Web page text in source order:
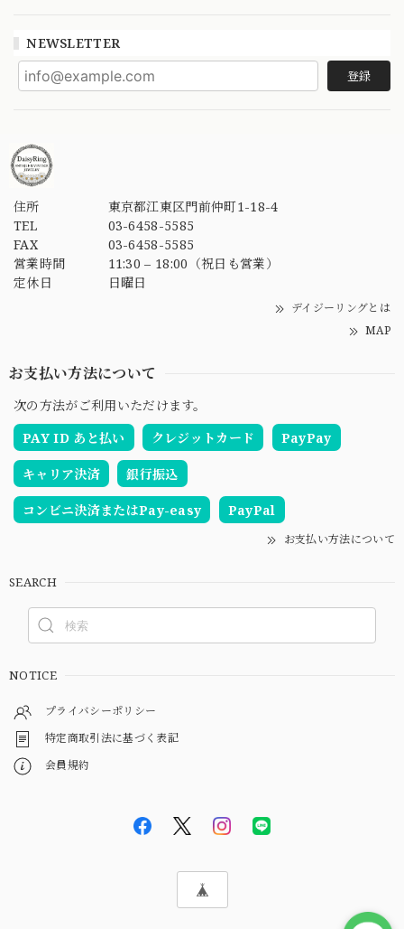
NEWSLETTER
登録
住所
東京都江東区門前仲町1-18-4
TEL
03-6458-5585
FAX
03-6458-5585
営業時間
11:30 – 18:00（祝日も営業）
定休日
日曜日
デイジーリングとは
MAP
お支払い方法について
次の方法がご利用いただけます。
PAY ID あと払い
クレジットカード PayPay
キャリア決済 銀行振込
コンビニ決済またはPay-easy PayPal
お支払い方法について
SEARCH
NOTICE
プライバシーポリシー
特定商取引法に基づく表記
会員規約